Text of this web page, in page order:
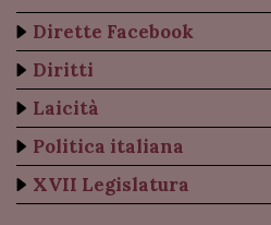
Dirette Facebook
Diritti
Laicità
Politica italiana
XVII Legislatura